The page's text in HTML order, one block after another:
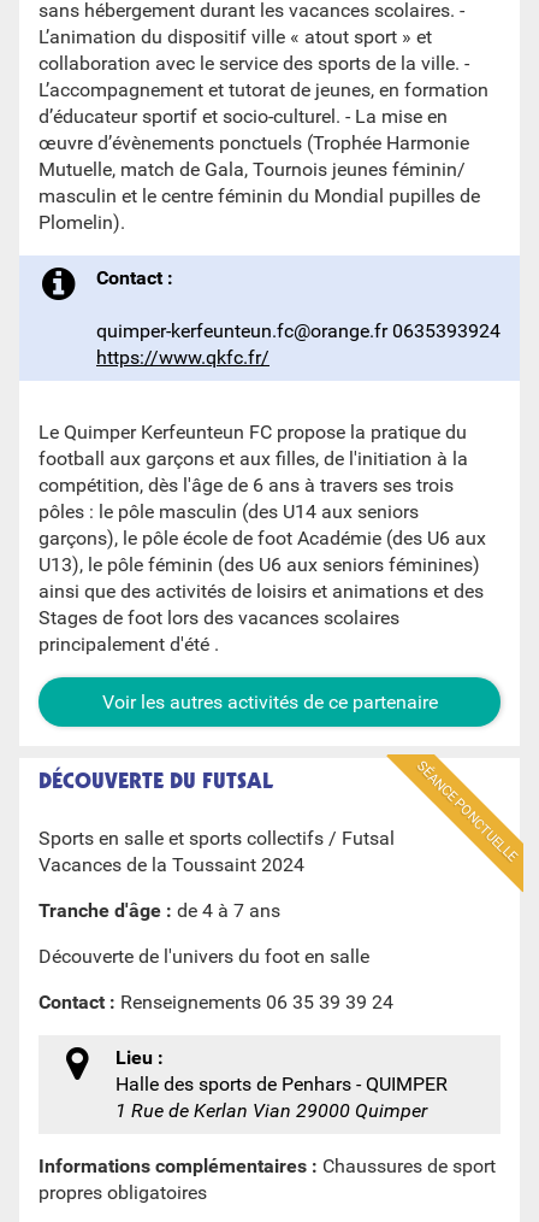
sans hébergement durant les vacances scolaires. -
L’animation du dispositif ville « atout sport » et
collaboration avec le service des sports de la ville. -
L’accompagnement et tutorat de jeunes, en formation
d’éducateur sportif et socio-culturel. - La mise en
œuvre d’évènements ponctuels (Trophée Harmonie
Mutuelle, match de Gala, Tournois jeunes féminin/
masculin et le centre féminin du Mondial pupilles de
Plomelin).
Contact :
quimper-kerfeunteun.fc@orange.fr 0635393924
https://www.qkfc.fr/
Le Quimper Kerfeunteun FC propose la pratique du
football aux garçons et aux filles, de l'initiation à la
compétition, dès l'âge de 6 ans à travers ses trois
pôles : le pôle masculin (des U14 aux seniors
garçons), le pôle école de foot Académie (des U6 aux
U13), le pôle féminin (des U6 aux seniors féminines)
ainsi que des activités de loisirs et animations et des
Stages de foot lors des vacances scolaires
principalement d'été .
Voir les autres activités de ce partenaire
DÉCOUVERTE DU FUTSAL SÉANCE PONCTUELLE
Sports en salle et sports collectifs / Futsal
Vacances de la Toussaint 2024
Tranche d'âge : de 4 à 7 ans
Découverte de l'univers du foot en salle
Contact : Renseignements 06 35 39 39 24
Lieu :
Halle des sports de Penhars - QUIMPER
1 Rue de Kerlan Vian 29000 Quimper
Informations complémentaires : Chaussures de sport
propres obligatoires